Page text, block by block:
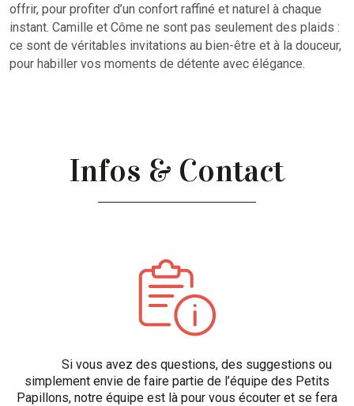
offrir, pour profiter d’un confort raffiné et naturel à chaque
instant. Camille et Côme ne sont pas seulement des plaids :
ce sont de véritables invitations au bien-être et à la douceur,
pour habiller vos moments de détente avec élégance.
Infos & Contact
Si vous avez des questions, des suggestions ou
simplement envie de faire partie de l’équipe des Petits
Papillons, notre équipe est là pour vous écouter et se fera